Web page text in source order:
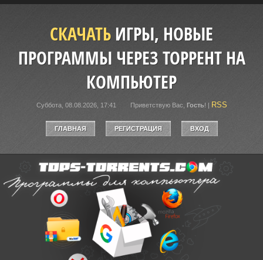
СКАЧАТЬИГРЫ, НОВЫЕ
ПРОГРАММЫ ЧЕРЕЗ ТОРРЕНТ НА
КОМПЬЮТЕР
Суббота, 08.08.2026, 17:41 Приветствую Вас Гость! | RSS
ГЛАВНАЯ РЕГИСТРАЦИЯ ВХОД